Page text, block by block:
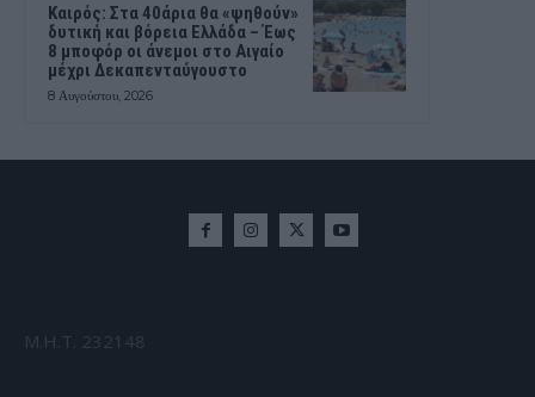
Καιρός: Στα 40άρια θα «ψηθούν»
δυτική και βόρεια Ελλάδα – Έως
8 μποφόρ οι άνεμοι στο Αιγαίο
μέχρι Δεκαπενταύγουστο
8 Αυγούστου, 2026
Μ.Η.Τ. 232148